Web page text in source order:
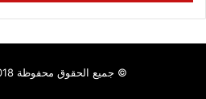
© جميع الحقوق محفوظة 2018 |